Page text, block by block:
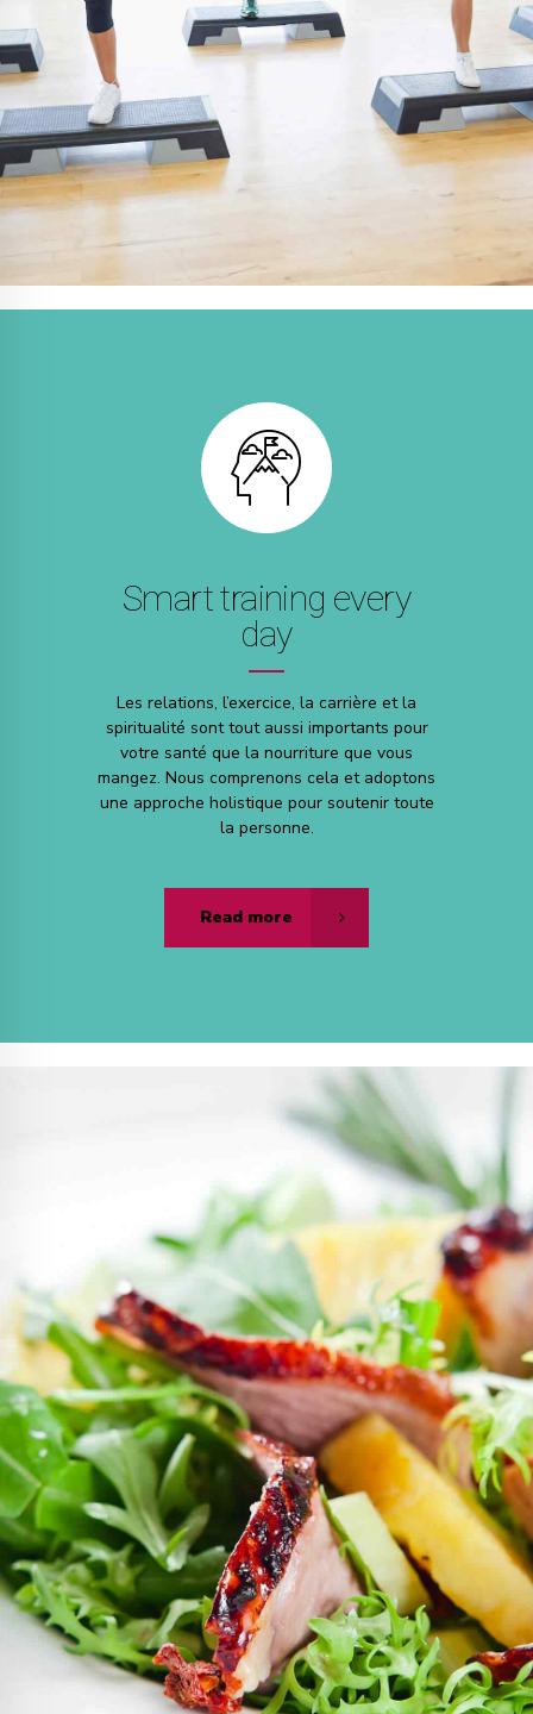
Smart training every
day
Les relations, l’exercice, la carrière et la
spiritualité sont tout aussi importants pour
votre santé que la nourriture que vous
mangez. Nous comprenons cela et adoptons
une approche holistique pour soutenir toute
la personne.
Read more